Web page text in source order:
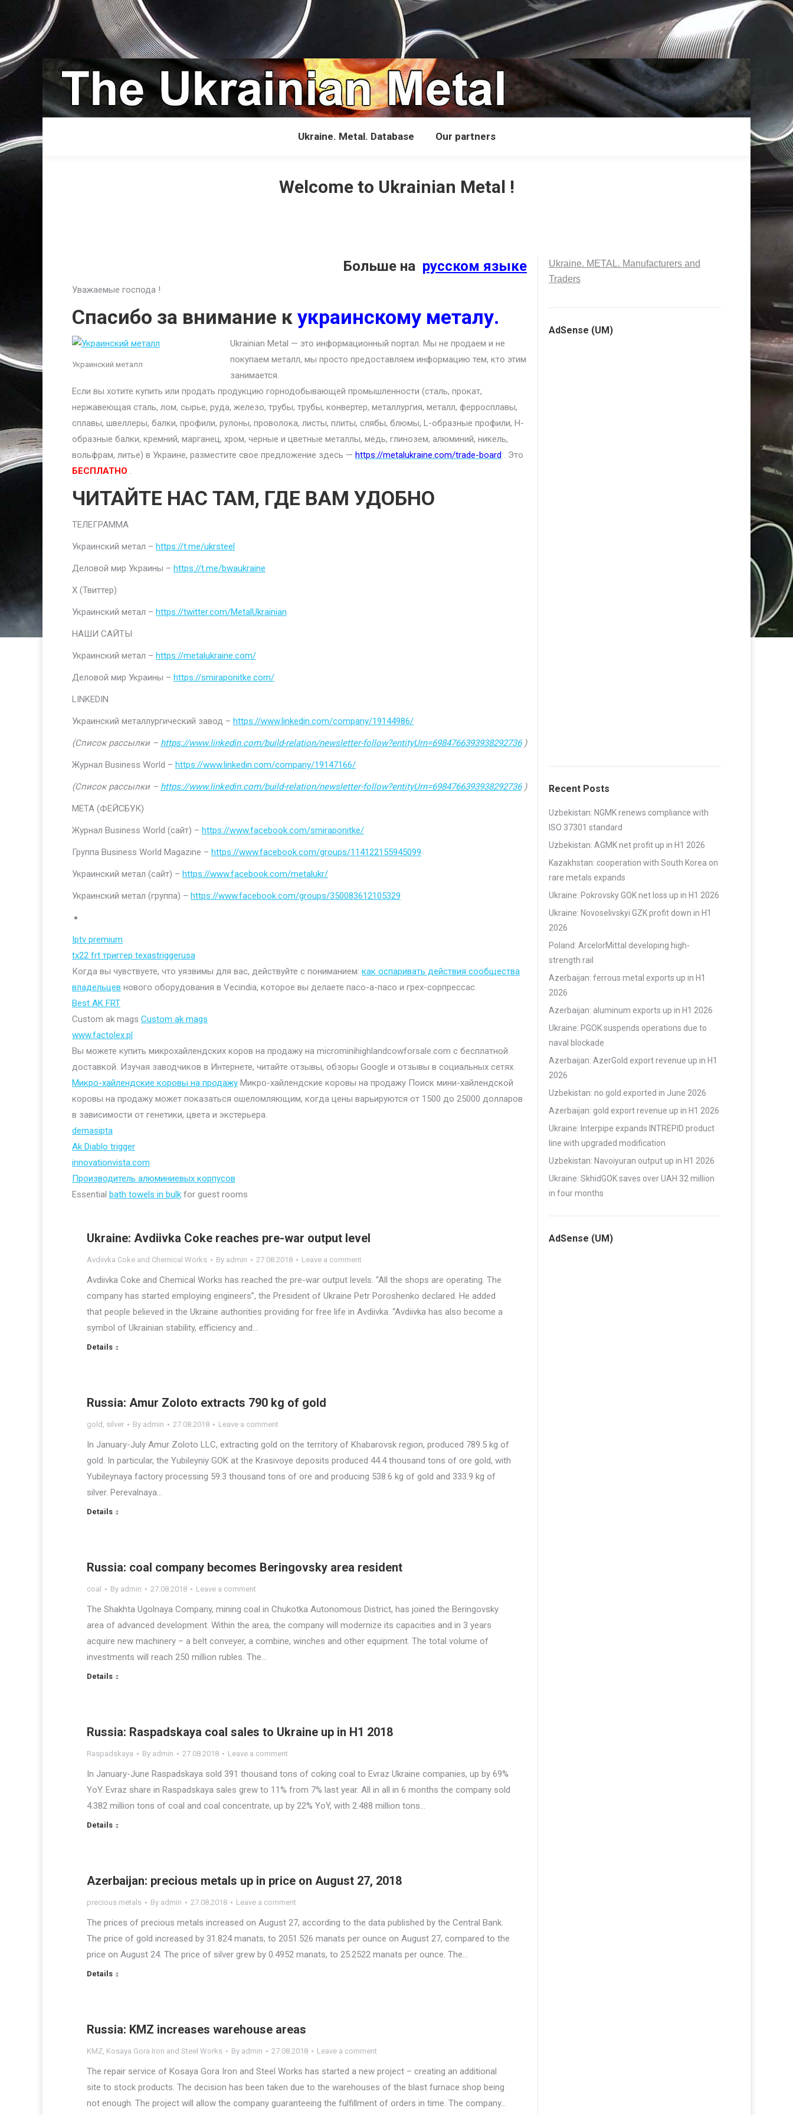
Ukraine. Metal. Database Our partners
Welcome to Ukrainian Metal !
Больше на русском языке
Уважаемые господа !
Спасибо за внимание к украинскому металу.
Украинский металл
Ukrainian Metal — это информационный портал. Мы не продаем и не
покупаем металл, мы просто предоставляем информацию тем, кто этим
занимается.
Если вы хотите купить или продать продукцию горнодобывающей промышленности (сталь, прокат,
нержавеющая сталь, лом, сырье, руда, железо, трубы, трубы, конвертер, металлургия, металл, ферросплавы,
сплавы, швеллеры, балки, профили, рулоны, проволока, листы, плиты, слябы, блюмы, L-образные профили, H-
образные балки, кремний, марганец, хром, черные и цветные металлы, медь, глинозем, алюминий, никель,
вольфрам, литье) в Украине, разместите свое предложение здесь — https://metalukraine.com/trade-board . Это
БЕСПЛАТНО .
ЧИТАЙТЕ НАС ТАМ, ГДЕ ВАМ УДОБНО
ТЕЛЕГРАММА
Украинский метал – https://t.me/ukrsteel
Деловой мир Украины – https://t.me/bwaukraine
Х (Твиттер)
Украинский метал – https://twitter.com/MetalUkrainian
НАШИ САЙТЫ
Украинский метал – https://metalukraine.com/
Деловой мир Украины – https://smiraponitke.com/
LINKEDIN
Украинский металлургический завод – https://www.linkedin.com/company/19144986/
(Список рассылки – https://www.linkedin.com/build-relation/newsletter-follow?entityUrn=6984766393938292736)
Журнал Business World – https://www.linkedin.com/company/19147166/
(Список рассылки – https://www.linkedin.com/build-relation/newsletter-follow?entityUrn=6984766393938292736)
МЕТА (ФЕЙСБУК)
Журнал Business World (сайт) – https://www.facebook.com/smiraponitke/
Группа Business World Magazine – https://www.facebook.com/groups/114122155945099
Украинский метал (сайт) – https://www.facebook.com/metalukr/
Украинский метал (группа) – https://www.facebook.com/groups/350083612105329
Iptv premium
tx22 frt триггер texastriggerusa
Когда вы чувствуете, что уязвимы для вас, действуйте с пониманием: как оспаривать действия сообщества
владельцев нового оборудования в Vecindia, которое вы делаете пасо-а-пасо и грех-сорпрессас.
Best AK FRT
Custom ak mags Custom ak mags
www.factolex.pl
Вы можете купить микрохайлендских коров на продажу на microminihighlandcowforsale.com с бесплатной
доставкой. Изучая заводчиков в Интернете, читайте отзывы, обзоры Google и отзывы в социальных сетях.
Микро-хайлендские коровы на продажу Микро-хайлендские коровы на продажу Поиск мини-хайлендской
коровы на продажу может показаться ошеломляющим, когда цены варьируются от 1500 до 25000 долларов
в зависимости от генетики, цвета и экстерьера.
demasipta
Ak Diablo trigger
innovationvista.com
Производитель алюминиевых корпусов
Essential bath towels in bulk for guest rooms
Ukraine: Avdiivka Coke reaches pre-war output level
Avdiivka Coke and Chemical Works By admin 27.08.2018 Leave a comment
Avdiivka Coke and Chemical Works has reached the pre-war output levels. “All the shops are operating. The
company has started employing engineers”, the President of Ukraine Petr Poroshenko declared. He added
that people believed in the Ukraine authorities providing for free life in Avdiivka. “Avdiivka has also become a
symbol of Ukrainian stability, efficiency and…
Details
Russia: Amur Zoloto extracts 790 kg of gold
gold , silver By admin 27.08.2018 Leave a comment
In January-July Amur Zoloto LLC, extracting gold on the territory of Khabarovsk region, produced 789.5 kg of
gold. In particular, the Yubileyniy GOK at the Krasivoye deposits produced 44.4 thousand tons of ore gold, with
Yubileynaya factory processing 59.3 thousand tons of ore and producing 538.6 kg of gold and 333.9 kg of
silver. Perevalnaya…
Details
Russia: coal company becomes Beringovsky area resident
coal By admin 27.08.2018 Leave a comment
The Shakhta Ugolnaya Company, mining coal in Chukotka Autonomous District, has joined the Beringovsky
area of advanced development. Within the area, the company will modernize its capacities and in 3 years
acquire new machinery – a belt conveyer, a combine, winches and other equipment. The total volume of
investments will reach 250 million rubles. The…
Details
Russia: Raspadskaya coal sales to Ukraine up in H1 2018
Raspadskaya By admin 27.08.2018 Leave a comment
In January-June Raspadskaya sold 391 thousand tons of coking coal to Evraz Ukraine companies, up by 69%
YoY. Evraz share in Raspadskaya sales grew to 11% from 7% last year. All in all in 6 months the company sold
4.382 million tons of coal and coal concentrate, up by 22% YoY, with 2.488 million tons…
Details
Azerbaijan: precious metals up in price on August 27, 2018
precious metals By admin 27.08.2018 Leave a comment
The prices of precious metals increased on August 27, according to the data published by the Central Bank.
The price of gold increased by 31.824 manats, to 2051.526 manats per ounce on August 27, compared to the
price on August 24. The price of silver grew by 0.4952 manats, to 25.2522 manats per ounce. The…
Details
Russia: KMZ increases warehouse areas
KMZ, Kosaya Gora Iron and Steel Works By admin 27.08.2018 Leave a comment
The repair service of Kosaya Gora Iron and Steel Works has started a new project – creating an additional
site to stock products. The decision has been taken due to the warehouses of the blast furnace shop being
not enough. The project will allow the company guaranteeing the fulfillment of orders in time. The company…
Ukraine. METAL. Manufacturers and
Traders
AdSense (UM)
Recent Posts
Uzbekistan: NGMK renews compliance with
ISO 37301 standard
Uzbekistan: AGMK net profit up in H1 2026
Kazakhstan: cooperation with South Korea on
rare metals expands
Ukraine: Pokrovsky GOK net loss up in H1 2026
Ukraine: Novoselivskyi GZK profit down in H1
2026
Poland: ArcelorMittal developing high-
strength rail
Azerbaijan: ferrous metal exports up in H1
2026
Azerbaijan: aluminum exports up in H1 2026
Ukraine: PGOK suspends operations due to
naval blockade
Azerbaijan: AzerGold export revenue up in H1
2026
Uzbekistan: no gold exported in June 2026
Azerbaijan: gold export revenue up in H1 2026
Ukraine: Interpipe expands INTREPID product
line with upgraded modification
Uzbekistan: Navoiyuran output up in H1 2026
Ukraine: SkhidGOK saves over UAH 32 million
in four months
AdSense (UM)